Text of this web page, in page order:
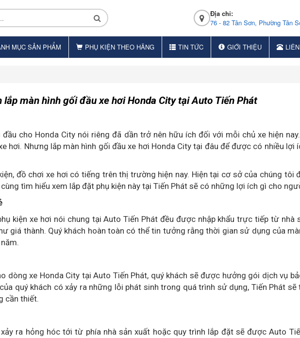
Địa chỉ:
76 - 82 Tân Sơn, Phường Tân
MỤC SẢN PHẨM PHỤ KIỆN THEO HÃNG TIN TỨC GIỚI THIỆU
lắp màn hình gối đầu xe hơi Honda City tại Auto Tiến Phát
cho Honda City nói riêng đã dần trở nên hữu ích đối với mỗi chủ xe hiện
hơi. Nhưng lắp màn hình gối đầu xe hơi Honda City tại đâu để được có nhiều
đồ chơi xe hơi có tiếng trên thị trường hiện nay. Hiện tại cơ sở của chúng tôi
tìm hiểu xem lắp đặt phụ kiện này tại Tiến Phát sẽ có những lợi ích gì cho
kiện xe hơi nói chung tại Auto Tiến Phát đều được nhập khẩu trực tiếp từ nhà
giá thành. Quý khách hoàn toàn có thể tin tưởng rằng thời gian sử dụng của
dòng xe Honda City tại Auto Tiến Phát, quý khách sẽ được hưởng gói dịch vụ
quý khách có xảy ra những lỗi phát sinh trong quá trình sử dụng, Tiến Phát
cần thiết.
ra hỏng hóc tới từ phía nhà sản xuất hoặc quy trình lắp đặt sẽ được Auto